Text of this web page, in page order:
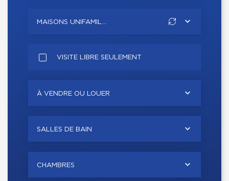
MAISONS UNIFAMIL...
VISITE LIBRE SEULEMENT
À VENDRE OU LOUER
SALLES DE BAIN
CHAMBRES